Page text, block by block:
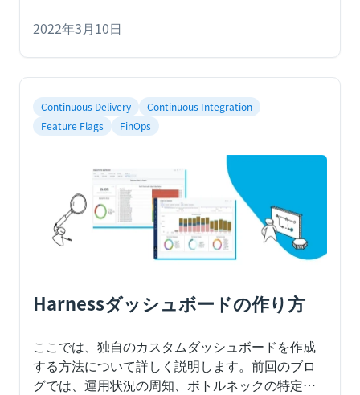
2022年3月10日
Continuous Delivery
Continuous Integration
Feature Flags
FinOps
Harnessダッシュボードの作り方
ここでは、独自のカスタムダッシュボードを作成
する方法について詳しく説明します。 前回のブロ
グでは、運用状況の周知、ボトルネックの特定、